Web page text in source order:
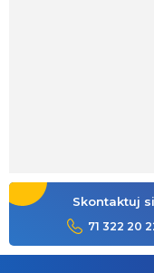
Skontaktuj
71 322 20